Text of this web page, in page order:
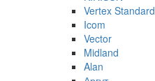
Vertex Standard
Icom
Vector
Midland
Alan